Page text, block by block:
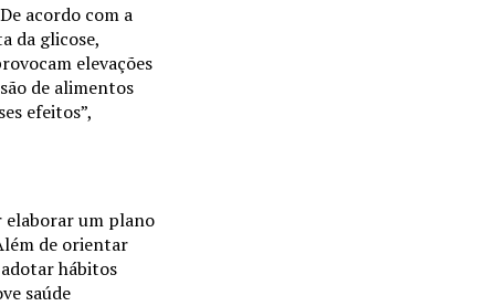
acordo com a
da glicose,
elevações
de alimentos
efeitos”,
elaborar um plano
de orientar
hábitos
saúde